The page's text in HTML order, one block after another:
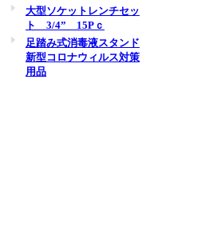
大型ソケットレンチセッ
ト 3/4” 15Pｃ
足踏み式消毒液スタンド
新型コロナウィルス対策
用品